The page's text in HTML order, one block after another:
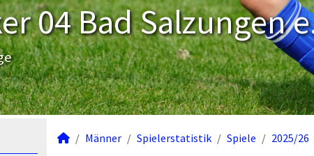
04 Bad Salzungen
Männer Spielerstatistik Spiele 2025/26